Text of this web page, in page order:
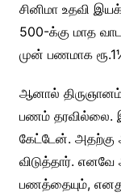
சினிமா உதவி
500-க்கு மாத
முன் பணமாக
ஆனால்
பணம் தரவில்லை.
கேட்டேன். அதற்கு
விடுத்தார். எனவே
பணத்தையும்,